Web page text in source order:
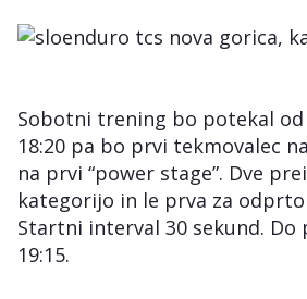
Sobotni trening bo potekal od
18:20 pa bo prvi tekmovalec
na prvi “power stage”. Dve
kategorijo in le prva za
Startni interval 30 sekund. Do
19:15.